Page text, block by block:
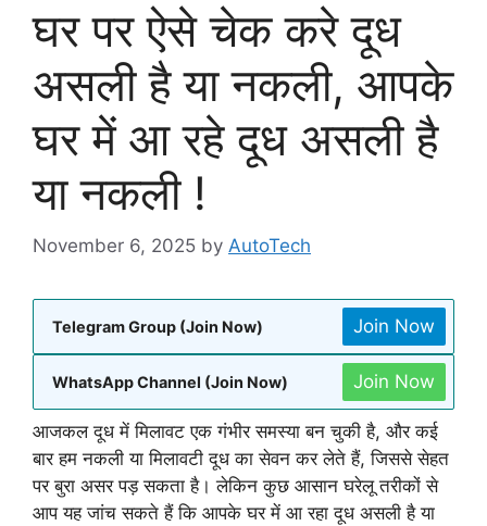
घर पर ऐसे चेक करे दूध
असली है या नकली, आपके
घर में आ रहे दूध असली है
या नकली !
November 6, 2025 by AutoTech
Telegram Group (Join Now) Join Now
WhatsApp Channel (Join Now) Join Now
आजकल दूध में मिलावट एक गंभीर समस्या बन चुकी है, और कई
बार हम नकली या मिलावटी दूध का सेवन कर लेते हैं, जिससे सेहत
पर बुरा असर पड़ सकता है। लेकिन कुछ आसान घरेलू तरीकों से
आप यह जांच सकते हैं कि आपके घर में आ रहा दूध असली है या